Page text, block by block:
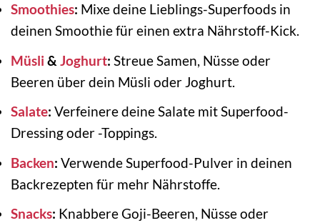
Smoothies: Mixe deine Lieblings-Superfoods in
deinen Smoothie für einen extra Nährstoff-Kick.
Müsli & Joghurt: Streue Samen, Nüsse oder
Beeren über dein Müsli oder Joghurt.
Salate: Verfeinere deine Salate mit Superfood-
Dressing oder -Toppings.
Backen: Verwende Superfood-Pulver in deinen
Backrezepten für mehr Nährstoffe.
Snacks: Knabbere Goji-Beeren, Nüsse oder